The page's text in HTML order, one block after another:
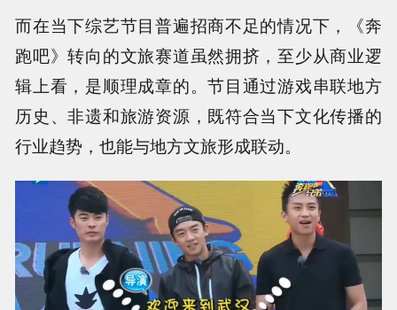
而在当下综艺节目普遍招商不足的情况下，《奔
跑吧》转向的文旅赛道虽然拥挤，至少从商业逻
辑上看，是顺理成章的。节目通过游戏串联地方
历史、非遗和旅游资源，既符合当下文化传播的
行业趋势，也能与地方文旅形成联动。